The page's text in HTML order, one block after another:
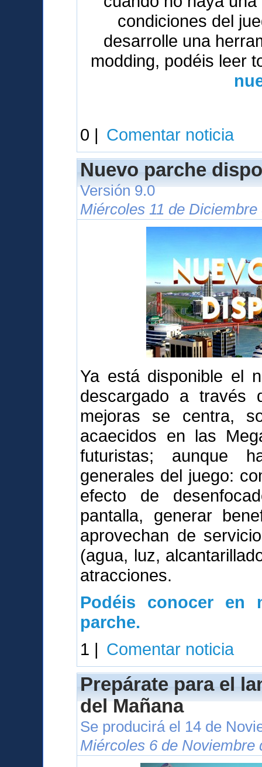
condiciones del
desarrolle una
modding, podéis leer
0 | Comentar noticia
Nuevo parche
Versión 9.0
Miércoles 11 de
Ya está disponible el
descargado a través
mejoras se centra,
acaecidos en las
futuristas; aunque
generales del juego:
efecto de
pantalla, generar
aprovechan de
(agua, luz,
atracciones.
Podéis conocer en
parche.
1 | Comentar noticia
Prepárate para el
del Mañana
Se producirá el 14 de
Miércoles 6 de Noviembre